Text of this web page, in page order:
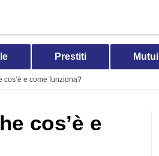
Prestiti Mutui
cos’è e come funziona?
cos’è e